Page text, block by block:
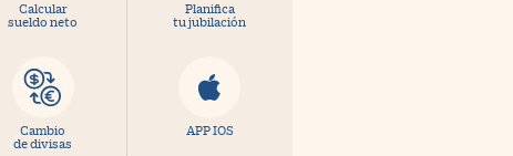
Calcular
sueldo neto
Planifica
tu jubilación
Cambio
de divisas
APP IOS